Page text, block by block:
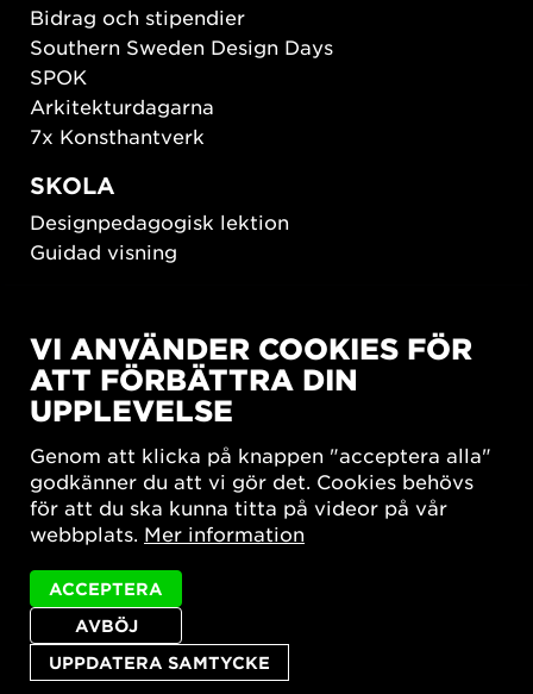
Bidrag och stipendier
Southern Sweden Design Days
SPOK
Arkitekturdagarna
7x Konsthantverk
SKOLA
Designpedagogisk lektion
Guidad visning
New European Bauhaus
SUSTAINORDIC
Share Future Living
What Matter_s
Integritetspolicy
Cookie-inställningar
© 2026 Form/Design Center
VI ANVÄNDER COOKIES FÖR
ATT FÖRBÄTTRA DIN
UPPLEVELSE
Genom att klicka på knappen "acceptera alla"
godkänner du att vi gör det. Cookies behövs
för att du ska kunna titta på videor på vår
webbplats. Mer information
UPPDATERA SAMTYCKE
AVBÖJ
ACCEPTERA